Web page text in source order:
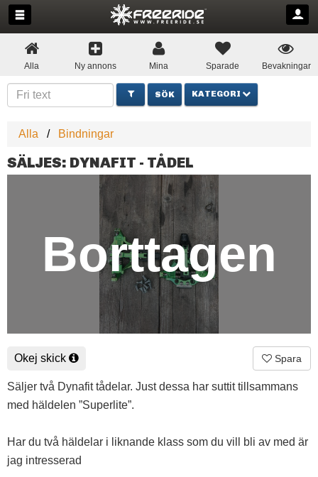
Alla Ny annons Mina Sparade Bevakningar
KATEGORI
Alla Bindningar
SÄLJES: DYNAFIT - TÅDEL
Borttagen
Spara
Okej skick
Säljer två Dynafit tådelar. Just dessa har suttit tillsammans
med häldelen ”Superlite”.
Har du två häldelar i liknande klass som du vill bli av med är
jag intresserad